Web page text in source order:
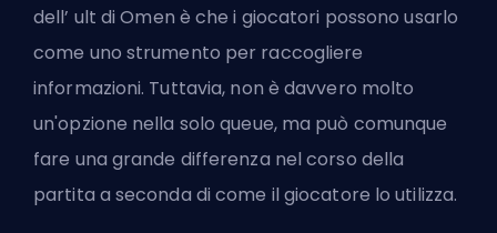
dell’ ult di Omen è che i giocatori possono usarlo
come uno strumento per raccogliere
informazioni. Tuttavia, non è davvero molto
un'opzione nella solo queue, ma può comunque
fare una grande differenza nel corso della
partita a seconda di come il giocatore lo utilizza.